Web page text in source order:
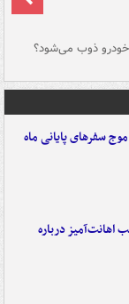
ذوب می‌شود؟
سفرهای پایانی ماه
اهانت‌آمیز درباره